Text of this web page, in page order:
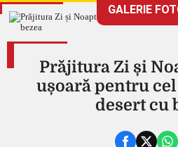
GALERIE
Prăjitura Zi și
ușoară pentru
desert cu